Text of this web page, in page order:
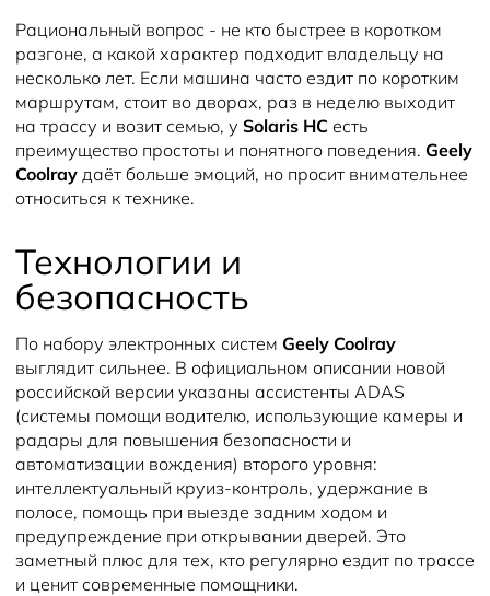
Рациональный вопрос - не кто быстрее в коротком
разгоне, а какой характер подходит владельцу на
несколько лет. Если машина часто ездит по коротким
маршрутам, стоит во дворах, раз в неделю выходит
на трассу и возит семью, у Solaris HC есть
преимущество простоты и понятного поведения. Geely
Coolray даёт больше эмоций, но просит внимательнее
относиться к технике.
Технологии и
безопасность
По набору электронных систем Geely Coolray
выглядит сильнее. В официальном описании новой
российской версии указаны ассистенты ADAS
(системы помощи водителю, использующие камеры и
радары для повышения безопасности и
автоматизации вождения) второго уровня:
интеллектуальный круиз-контроль, удержание в
полосе, помощь при выезде задним ходом и
предупреждение при открывании дверей. Это
заметный плюс для тех, кто регулярно ездит по трассе
и ценит современные помощники.